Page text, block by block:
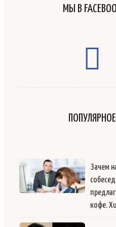
МЫ В
ПОПУЛЯРНОЕ
Зачем
кофе.